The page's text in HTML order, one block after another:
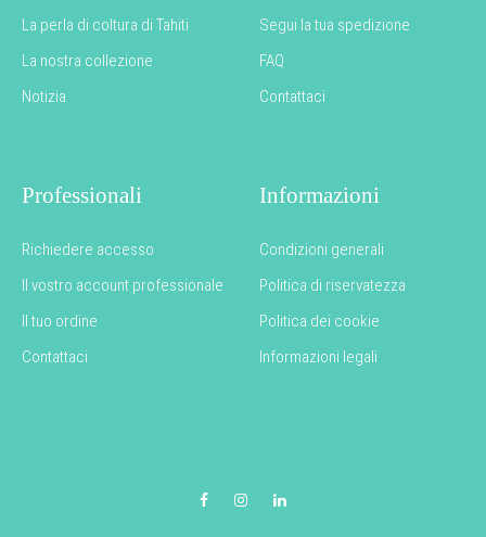
La perla di coltura di Tahiti
La nostra collezione
Notizia
Segui la tua spedizione
FAQ
Contattaci
Professionali
Richiedere accesso
Il vostro account professionale
Il tuo ordine
Contattaci
Informazioni
Condizioni generali
Politica di riservatezza
Politica dei cookie
Informazioni legali
FacebookInstagramLinkedIn